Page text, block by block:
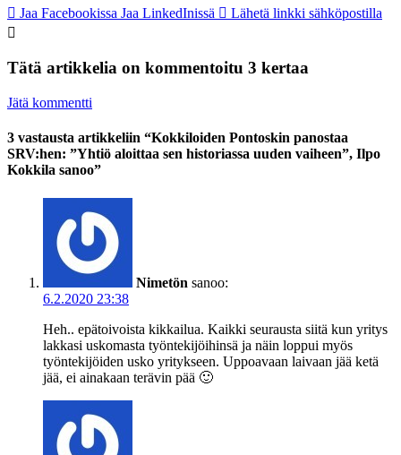
Jaa Facebookissa Jaa LinkedInissä Lähetä linkki sähköpostilla
Tätä artikkelia on kommentoitu 3 kertaa
Jätä kommentti
3 vastausta artikkeliin “Kokkiloiden Pontoskin panostaa
SRV:hen: ”Yhtiö aloittaa sen historiassa uuden vaiheen”, Ilpo
Kokkila sanoo”
Nimetön sanoo:
6.2.2020 23:38
Heh.. epätoivoista kikkailua. Kaikki seurausta siitä kun yritys
lakkasi uskomasta työntekijöihinsä ja näin loppui myös
työntekijöiden usko yritykseen. Uppoavaan laivaan jää ketä
jää, ei ainakaan terävin pää 🙂